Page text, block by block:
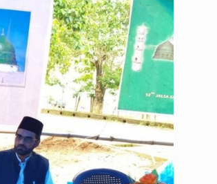
للانتقال إلى
اقرأ هذا الكتاب
عرض مصوَّر لأقوال
الحجّ.. دلالات،